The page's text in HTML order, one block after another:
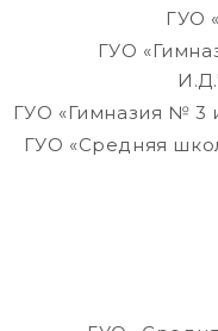
ГУО
ГУО
ГУО «Гимназия № 3
ГУО «Средняя